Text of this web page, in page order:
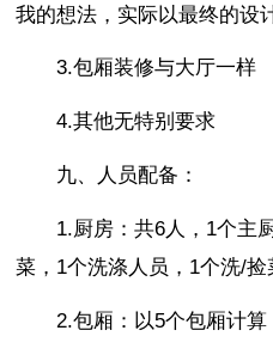
我的想法，实际以最终的设
3.包厢装修与大厅一样
4.其他无特别要求
九、人员配备：
1.厨房：共6人，1个主
菜，1个洗涤人员，1个洗/捡
2.包厢：以5个包厢计算